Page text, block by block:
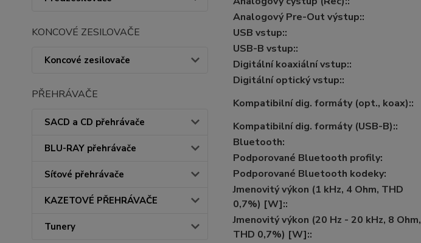
KONCOVÉ ZESILOVAČE
Koncové zesilovače
PŘEHRÁVAČE
SACD a CD přehrávače
BLU-RAY přehrávače
Síťové přehrávače
KAZETOVÉ PŘEHRÁVAČE
Tunery
Analogový Pre-Out výstup::
USB vstup::
USB-B vstup::
Digitální koaxiální vstup::
Digitální optický vstup::
Kompatibilní dig. formáty (opt., koax)::
Kompatibilní dig. formáty (USB-B)::
Bluetooth:
Podporované Bluetooth profily:
Podporované Bluetooth kodeky:
Jmenovitý výkon (1 kHz, 4 Ohm, THD
0,7%) [W]::
Jmenovitý výkon (20 Hz - 20 kHz, 8 Ohm,
THD 0,7%) [W]::